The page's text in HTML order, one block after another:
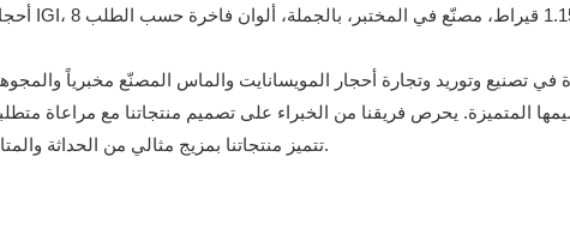
شركة رائدة في تصنيع وتوريد وتجارة أحجار المويسانايت والماس المصنّع
المتميزة. يحرص فريقنا من الخبراء على تصميم منتجاتنا مع مراعاة
تتميز منتجاتنا بمزيج مثالي من الحداثة والمتانة العالية، مما يضمن لها عمراً طويلاً.